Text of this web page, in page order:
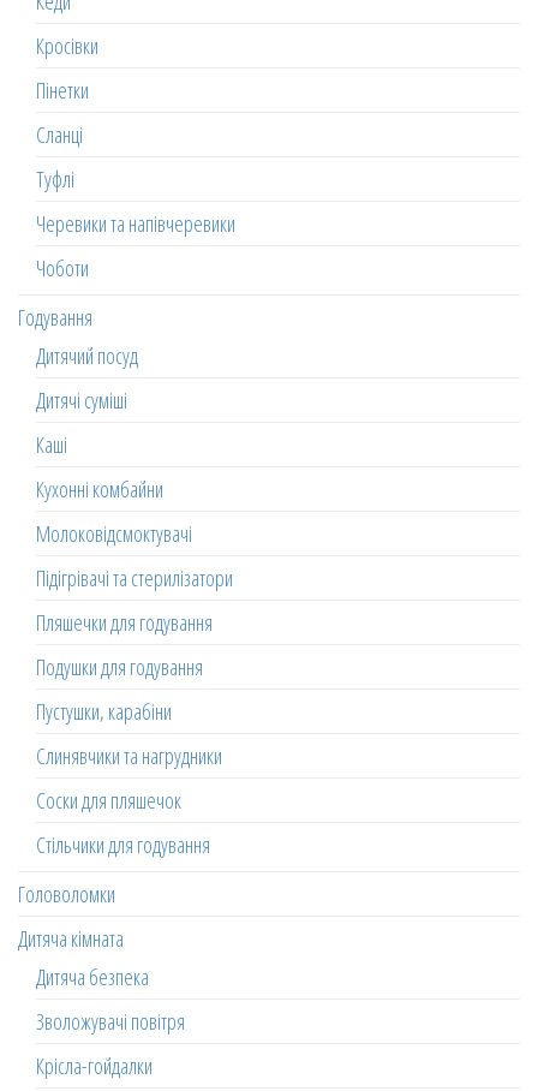
Кросівки
Пінетки
Сланці
Туфлі
Черевики та напівчеревики
Чоботи
Годування
Дитячий посуд
Дитячі суміші
Каші
Кухонні комбайни
Молоковідсмоктувачі
Підігрівачі та стерилізатори
Пляшечки для годування
Подушки для годування
Пустушки, карабіни
Слинявчики та нагрудники
Соски для пляшечок
Стільчики для годування
Головоломки
Дитяча кімната
Дитяча безпека
Зволожувачі повітря
Крісла-гойдалки